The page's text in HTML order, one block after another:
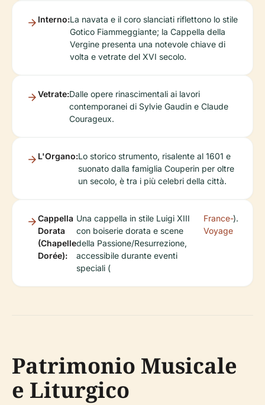
Interno:La navata e il coro slanciati riflettono lo stile
Gotico Fiammeggiante; la Cappella della
Vergine presenta una notevole chiave di
volta e vetrate del XVI secolo.
Vetrate:Dalle opere rinascimentali ai lavori
contemporanei di Sylvie Gaudin e Claude
Courageux.
L'Organo:Lo storico strumento, risalente al 1601 e
suonato dalla famiglia Couperin per oltre
un secolo, è tra i più celebri della città.
Cappella
Dorata
(Chapelle
Dorée):
Una cappella in stile Luigi XIII
con boiserie dorata e scene
della Passione/Resurrezione,
accessibile durante eventi
speciali (
France-
Voyage
).
Patrimonio Musicale
e Liturgico